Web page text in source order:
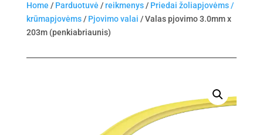
Home / Parduotuvė /reikmenys/ Priedai žoliapjovėms /
krūmapjovėms/ Pjovimo valai / Valas pjovimo 3.0mm x
203m (penkiabriaunis)